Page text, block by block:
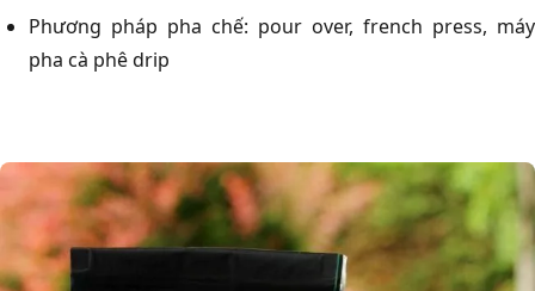
Phương pháp pha chế: pour over, french press, máy
pha cà phê drip